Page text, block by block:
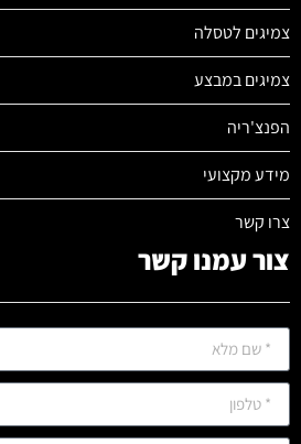
צמיגים לטסלה
צמיגים במבצע
הפנצ'ריה
מידע מקצועי
צרו קשר
צור עמנו קשר